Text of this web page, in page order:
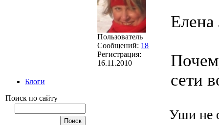
Блоги
Поиск по сайту
Пользователь
Сообщений: 18
Регистрация:
16.11.2010
сети
Уши не